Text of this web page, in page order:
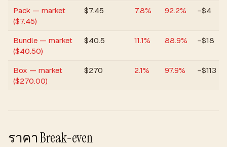
Pack — market
($7.45)
$7.45 7.8% 92.2% −$4
Bundle — market
($40.50)
$40.5 11.1% 88.9% −$18
Box — market
($270.00)
$270 2.1% 97.9% −$113
ราคา Break-even